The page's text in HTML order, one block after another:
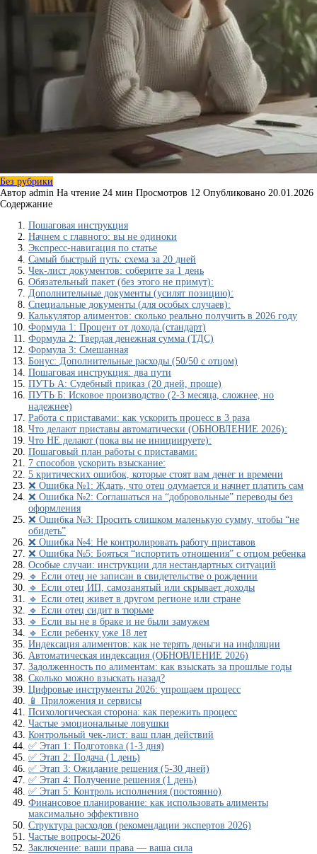
Без рубрики
Автор admin На чтение 24 мин Просмотров 12 Опубликовано 20.01.2026
Содержание
Пошаговая инструкция
Начнем с главного: вы не одиноки
Экспресс-навигация по статье
Самый быстрый путь: схема за 20 дней
Чек-лист документов: соберите за 1 день
Обязательный пакет (без этого не примут):
Дополнительные документы (усилят позицию):
Специальные документы (для особых случаев):
Калькулятор алиментов: сколько реально получить в 2026 году
Формула 1: Процент от дохода (стандарт)
Формула 2: Твердая денежная сумма (ТДС)
Формула 3: Смешанная
Бонус: Дополнительные расходы (50/50 с отцом)
Пошаговая инструкция: два пути
ПУТЬ А: Судебный приказ (20 дней, проще)
ПУТЬ Б: Исковое производство (2-3 месяца, сложнее, но
надежнее)
Работа с приставами: как ускорить процесс в 3 раза
Что делают приставы автоматически (ОБНОВЛЕНИЕ 2026):
Что НЕ делают (пока вы не инициируете):
Пошаговый план работы с приставами:
7 способов ускорить взыскание:
5 критических ошибок, которые стоят вам денег и времени
❌ Ошибка №1: Ждать, что отец одумается и начнет платить сам
❌ Ошибка №2: Соглашаться на “добровольные” переводы без
оформления
❌ Ошибка №3: Просить слишком маленькую сумму, чтобы “не
обидеть”
❌ Ошибка №4: Не контролировать работу приставов
❌ Ошибка №5: Бояться “испортить отношения” с отцом ребенка
Особые случаи: инструкции для нестандартных ситуаций
🔹 Если отец не записан в свидетельстве о рождении
🔹 Если отец ИП, самозанятый или скрывает доходы
🔹 Если отец живет в другом регионе или стране
🔹 Если отец сидит в тюрьме
🔹 Если вы не в браке и не были замужем
🔹 Если ребенку уже 18 лет
Индексация алиментов: как не терять деньги на инфляции
Автоматическая индексация (ОБНОВЛЕНИЕ 2026)
Задолженность по алиментам: как взыскать за прошлые годы
Сколько можно взыскать назад?
Цифровые инструменты 2026: упрощаем процесс
📱 Приложения и сервисы
Психологическая сторона: как пережить процесс
Частые эмоциональные ловушки
Контрольный чек-лист: ваш план действий
✅ Этап 1: Подготовка (1-3 дня)
✅ Этап 2: Подача (1 день)
✅ Этап 3: Ожидание решения (5-30 дней)
✅ Этап 4: Получение решения (1 день)
✅ Этап 5: Контроль исполнения (постоянно)
Финансовое планирование: как использовать алименты
максимально эффективно
Структура расходов (рекомендации экспертов 2026)
Частые вопросы-2026
Заключение: ваши права — ваша сила